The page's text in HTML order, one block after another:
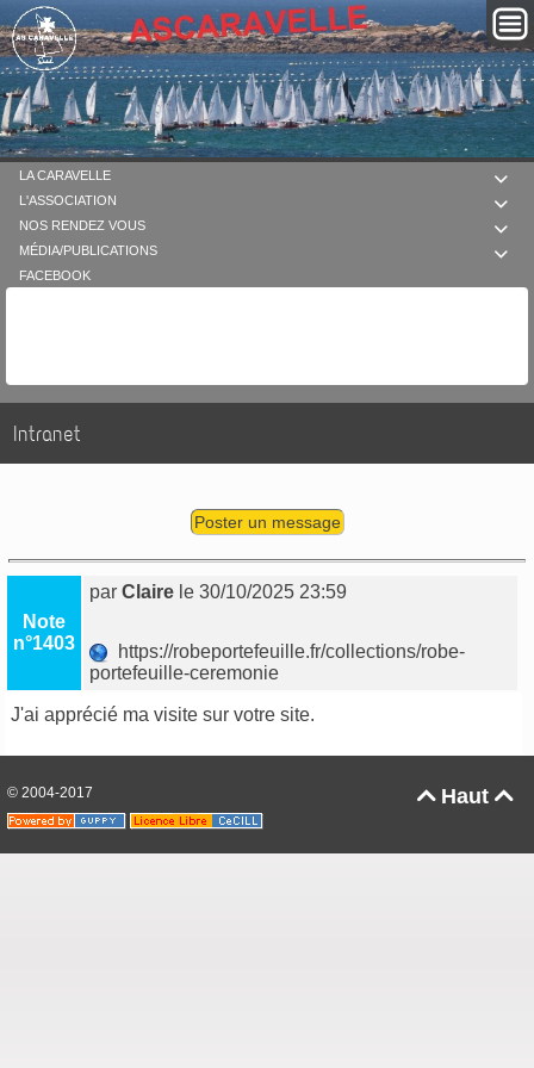

LA CARAVELLE

L'ASSOCIATION

NOS RENDEZ VOUS

MÉDIA/PUBLICATIONS
FACEBOOK
Intranet
Poster un message
Note
n°1403
parClaire le 30/10/2025 23:59
https://robeportefeuille.fr/collections/robe-
portefeuille-ceremonie
J'ai apprécié ma visite sur votre site.
Haut 
© 2004-2017